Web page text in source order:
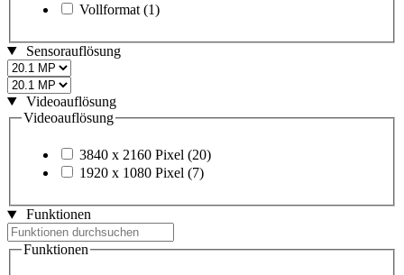
Vollformat (1)
Sensorauflösung
Videoauflösung
Videoauflösung
3840 x 2160 Pixel (20)
1920 x 1080 Pixel (7)
Funktionen
Funktionen